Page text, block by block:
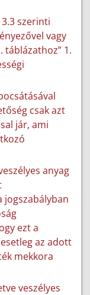
szerinti
vagy
táblázathoz” 1.
csak azt
jár, ami
anyag
jogszabályban
ezt a
az adott
mekkora
veszélyes